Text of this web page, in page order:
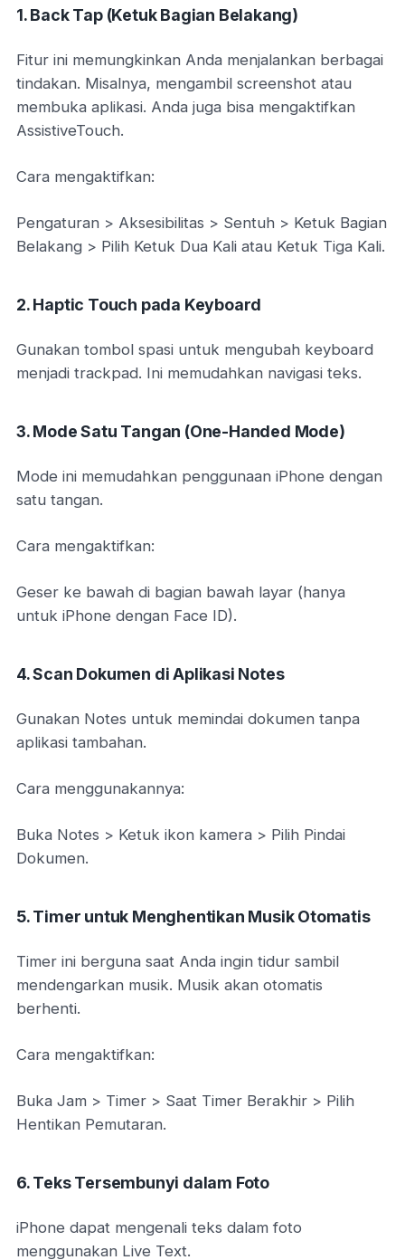
1. Back Tap (Ketuk Bagian Belakang)
Fitur ini memungkinkan Anda menjalankan berbagai
tindakan. Misalnya, mengambil screenshot atau
membuka aplikasi. Anda juga bisa mengaktifkan
AssistiveTouch.
Cara mengaktifkan:
Pengaturan > Aksesibilitas > Sentuh > Ketuk Bagian
Belakang > Pilih Ketuk Dua Kali atau Ketuk Tiga Kali.
2. Haptic Touch pada Keyboard
Gunakan tombol spasi untuk mengubah keyboard
menjadi trackpad. Ini memudahkan navigasi teks.
3. Mode Satu Tangan (One-Handed Mode)
Mode ini memudahkan penggunaan iPhone dengan
satu tangan.
Cara mengaktifkan:
Geser ke bawah di bagian bawah layar (hanya
untuk iPhone dengan Face ID).
4. Scan Dokumen di Aplikasi Notes
Gunakan Notes untuk memindai dokumen tanpa
aplikasi tambahan.
Cara menggunakannya:
Buka Notes > Ketuk ikon kamera > Pilih Pindai
Dokumen.
5. Timer untuk Menghentikan Musik Otomatis
Timer ini berguna saat Anda ingin tidur sambil
mendengarkan musik. Musik akan otomatis
berhenti.
Cara mengaktifkan:
Buka Jam > Timer > Saat Timer Berakhir > Pilih
Hentikan Pemutaran.
6. Teks Tersembunyi dalam Foto
iPhone dapat mengenali teks dalam foto
menggunakan Live Text.